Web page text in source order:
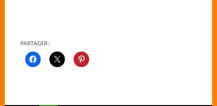
PARTAGER :